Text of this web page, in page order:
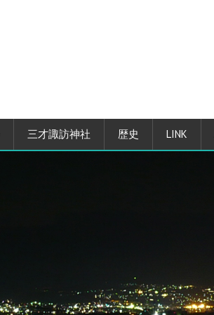
三才諏訪神社 歴史 LINK